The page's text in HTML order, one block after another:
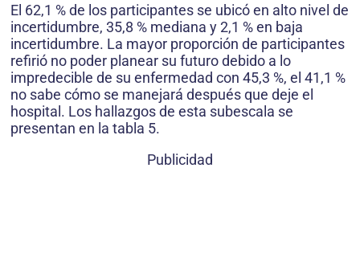
El 62,1 % de los participantes se ubicó en alto nivel de
incertidumbre, 35,8 % mediana y 2,1 % en baja
incertidumbre. La mayor proporción de participantes
refirió no poder planear su futuro debido a lo
impredecible de su enfermedad con 45,3 %, el 41,1 %
no sabe cómo se manejará después que deje el
hospital. Los hallazgos de esta subescala se
presentan en la tabla 5.
Publicidad